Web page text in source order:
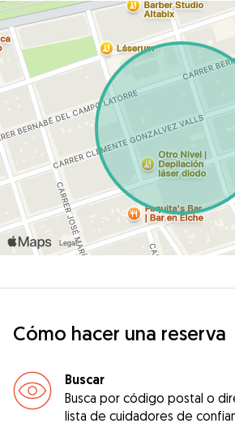
Cómo hacer una reserva
Buscar
Busca por código postal o
lista de cuidadores de